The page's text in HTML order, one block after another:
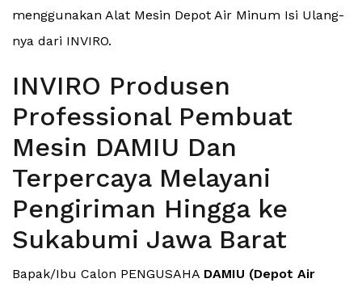
menggunakan Alat Mesin Depot Air Minum Isi Ulang-
nya dari INVIRO.
INVIRO Produsen
Professional Pembuat
Mesin DAMIU Dan
Terpercaya Melayani
Pengiriman Hingga ke
Sukabumi Jawa Barat
Bapak/Ibu Calon PENGUSAHA DAMIU (Depot Air